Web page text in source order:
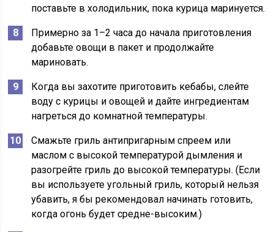
поставьте в холодильник, пока курица маринуется.
Примерно за 1–2 часа до начала приготовления
добавьте овощи в пакет и продолжайте
мариновать.
Когда вы захотите приготовить кебабы, слейте
воду с курицы и овощей и дайте ингредиентам
нагреться до комнатной температуры.
Смажьте гриль антипригарным спреем или
маслом с высокой температурой дымления и
разогрейте гриль до высокой температуры. (Если
вы используете угольный гриль, который нельзя
убавить, я бы рекомендовал начинать готовить,
когда огонь будет средне-высоким.)